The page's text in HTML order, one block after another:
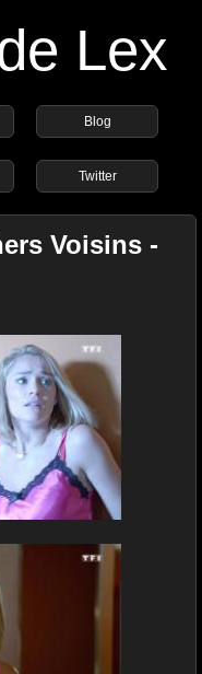
Lex
Blog
Twitter
Voisins -